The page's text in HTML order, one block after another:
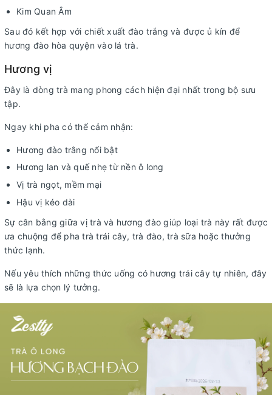
Kim Quan Âm
Sau đó kết hợp với chiết xuất đào trắng và được ủ kín để
hương đào hòa quyện vào lá trà.
Hương vị
Đây là dòng trà mang phong cách hiện đại nhất trong bộ sưu
tập.
Ngay khi pha có thể cảm nhận:
Hương đào trắng nổi bật
Hương lan và quế nhẹ từ nền ô long
Vị trà ngọt, mềm mại
Hậu vị kéo dài
Sự cân bằng giữa vị trà và hương đào giúp loại trà này rất được
ưa chuộng để pha trà trái cây, trà đào, trà sữa hoặc thưởng
thức lạnh.
Nếu yêu thích những thức uống có hương trái cây tự nhiên, đây
sẽ là lựa chọn lý tưởng.